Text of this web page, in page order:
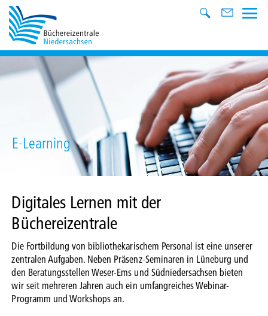
E-Learning
Digitales Lernen mit der
Büchereizentrale
Die Fortbildung von bibliothekarischem Personal ist eine unserer
zentralen Aufgaben. Neben Präsenz-Seminaren in Lüneburg und
den Beratungsstellen Weser-Ems und Südniedersachsen bieten
wir seit mehreren Jahren auch ein umfangreiches Webinar-
Programm und Workshops an.